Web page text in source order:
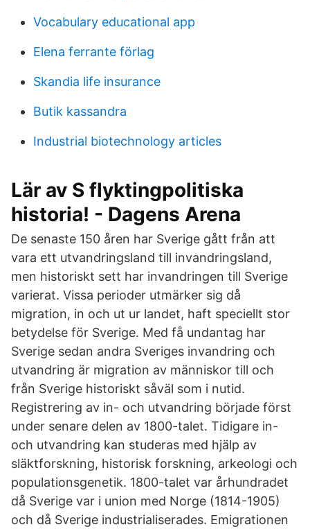
Vocabulary educational app
Elena ferrante förlag
Skandia life insurance
Butik kassandra
Industrial biotechnology articles
Lär av S flyktingpolitiska
historia! - Dagens Arena
De senaste 150 åren har Sverige gått från att
vara ett utvandringsland till invandringsland,
men historiskt sett har invandringen till Sverige
varierat. Vissa perioder utmärker sig då
migration, in och ut ur landet, haft speciellt stor
betydelse för Sverige. Med få undantag har
Sverige sedan andra Sveriges invandring och
utvandring är migration av människor till och
från Sverige historiskt såväl som i nutid.
Registrering av in- och utvandring började först
under senare delen av 1800-talet. Tidigare in-
och utvandring kan studeras med hjälp av
släktforskning, historisk forskning, arkeologi och
populationsgenetik. 1800-talet var århundradet
då Sverige var i union med Norge (1814-1905)
och då Sverige industrialiserades. Emigrationen